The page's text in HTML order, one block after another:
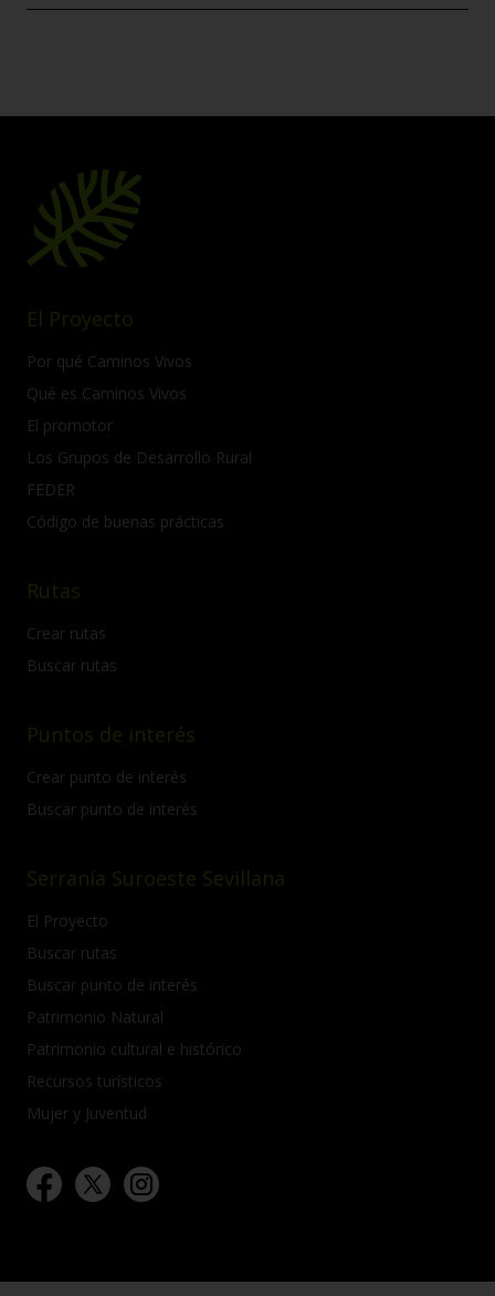
El Proyecto
Por qué Caminos Vivos
Qué es Caminos Vivos
El promotor
Los Grupos de Desarrollo Rural
FEDER
Código de buenas prácticas
Rutas
Crear rutas
Buscar rutas
Puntos de interés
Crear punto de interés
Buscar punto de interés
Serranía Suroeste Sevillana
El Proyecto
Buscar rutas
Buscar punto de interés
Patrimonio Natural
Patrimonio cultural e histórico
Recursos turísticos
Mujer y Juventud